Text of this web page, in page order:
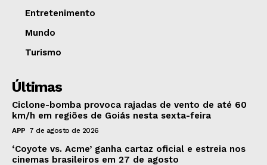
Entretenimento
Mundo
Turismo
Últimas
Ciclone-bomba provoca rajadas de vento de até 60
km/h em regiões de Goiás nesta sexta-feira
APP 7 de agosto de 2026
‘Coyote vs. Acme’ ganha cartaz oficial e estreia nos
cinemas brasileiros em 27 de agosto